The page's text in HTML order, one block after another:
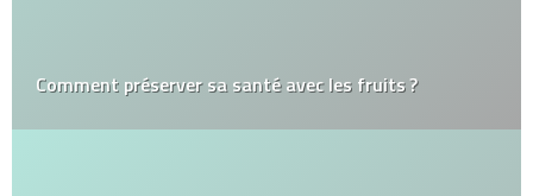
Comment préserver sa santé avec les fruits ?